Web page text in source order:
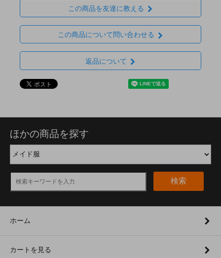
この商品を友達に教える
この商品について問い合わせる
返品について
ほかの商品を探す
検索
ホーム
カートを見る